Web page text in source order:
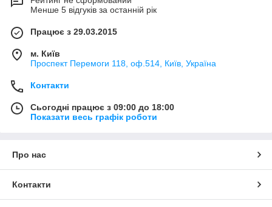
Менше 5 відгуків за останній рік
Працює з 29.03.2015
м. Київ
Проспект Перемоги 118, оф.514, Київ, Україна
Контакти
Сьогодні працює з 09:00 до 18:00
Показати весь графік роботи
Про нас
Контакти